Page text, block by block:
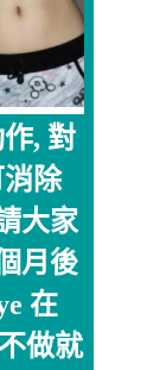
, 對
除
大家
月後
在
做就